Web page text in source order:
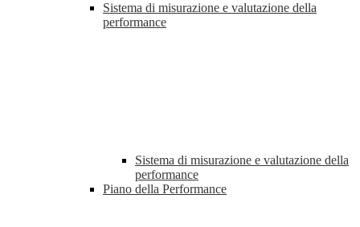
Sistema di misurazione e valutazione della
performance
Sistema di misurazione e valutazione della
performance
Piano della Performance